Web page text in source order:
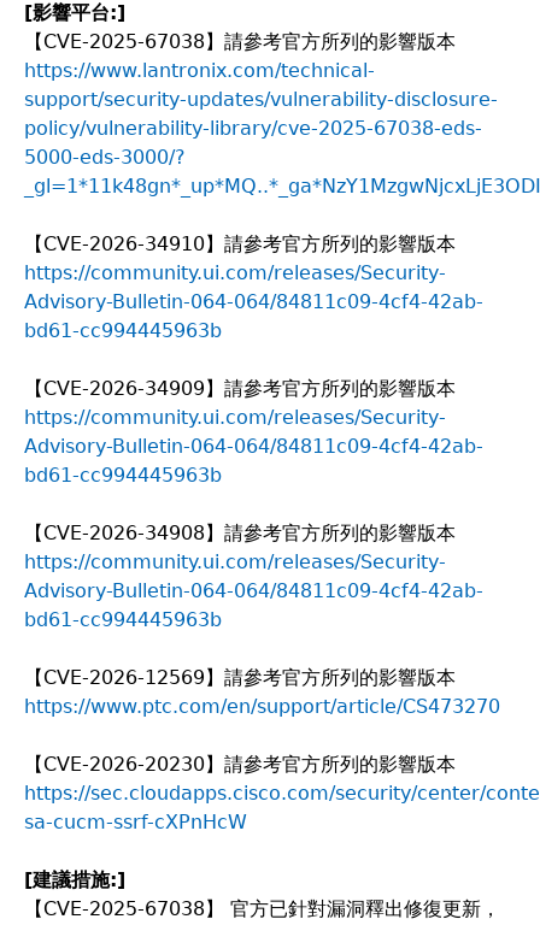
[影響平台:]
【CVE-2025-67038】請參考官方所列的影響版本
https://www.lantronix.com/technical-
support/security-updates/vulnerability-disclosure-
policy/vulnerability-library/cve-2025-67038-eds-
5000-eds-3000/?
【CVE-2026-34910】請參考官方所列的影響版本
https://community.ui.com/releases/Security-
Advisory-Bulletin-064-064/84811c09-4cf4-42ab-
bd61-cc994445963b
【CVE-2026-34909】請參考官方所列的影響版本
https://community.ui.com/releases/Security-
Advisory-Bulletin-064-064/84811c09-4cf4-42ab-
bd61-cc994445963b
【CVE-2026-34908】請參考官方所列的影響版本
https://community.ui.com/releases/Security-
Advisory-Bulletin-064-064/84811c09-4cf4-42ab-
bd61-cc994445963b
【CVE-2026-12569】請參考官方所列的影響版本
https://www.ptc.com/en/support/article/CS473270
【CVE-2026-20230】請參考官方所列的影響版本
https://sec.cloudapps.cisco.com/security/center/
sa-cucm-ssrf-cXPnHcW
[建議措施:]
【CVE-2025-67038】 官方已針對漏洞釋出修復更新，